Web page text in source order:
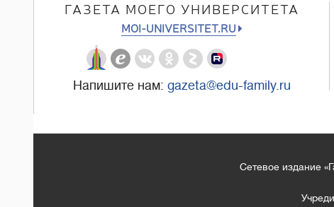
ГАЗЕТА МОЕГО УНИВЕРСИТЕТА
MOI-UNIVERSITET.RU
Напишите нам: gazeta@edu-family.ru
Сетевое издание